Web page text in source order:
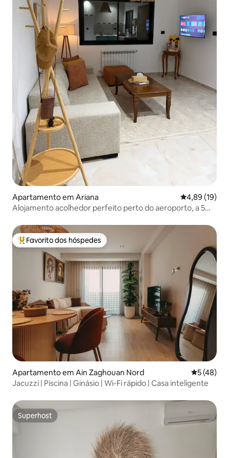
Apartamento em Ariana Classificação
4,89 (19)
Alojamento acolhedor perfeito perto do aeroporto, a 5
Favoritos dos hóspedes mais apreciados
Favorito dos hóspedes
Apartamento em Ain Zaghouan Nord
5 (48)
Jacuzzi | Piscina | Ginásio | Wi-Fi rápido | Casa inteligente
Superhost
Superhost